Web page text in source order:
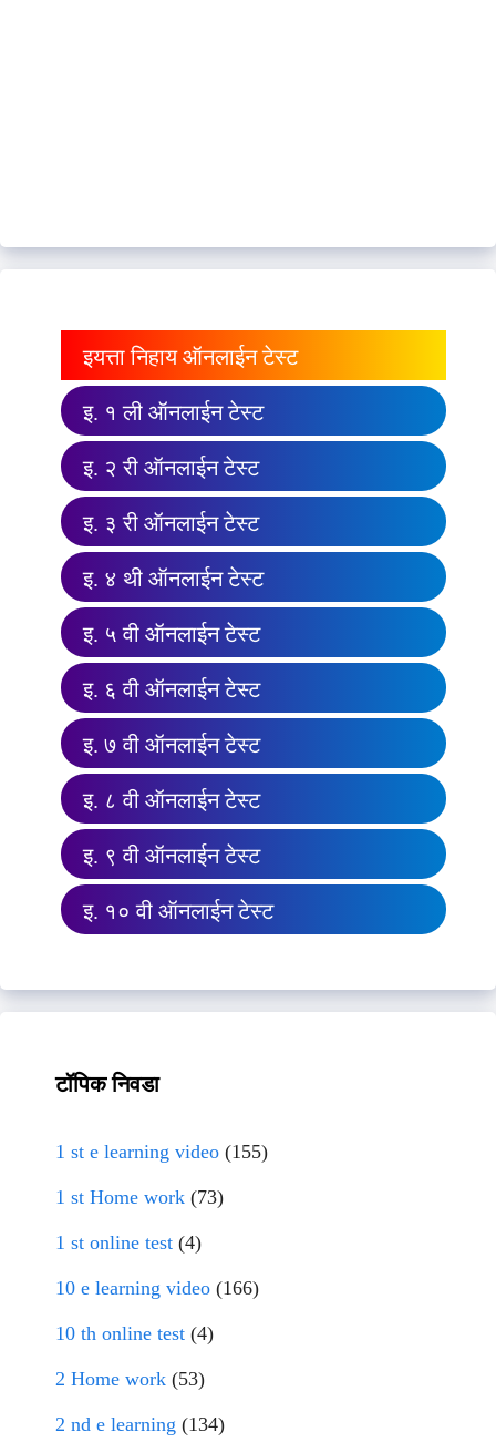
इयत्ता निहाय ऑनलाईन टेस्ट
इ. १ ली ऑनलाईन टेस्ट
इ. २ री ऑनलाईन टेस्ट
इ. ३ री ऑनलाईन टेस्ट
इ. ४ थी ऑनलाईन टेस्ट
इ. ५ वी ऑनलाईन टेस्ट
इ. ६ वी ऑनलाईन टेस्ट
इ. ७ वी ऑनलाईन टेस्ट
इ. ८ वी ऑनलाईन टेस्ट
इ. ९ वी ऑनलाईन टेस्ट
इ. १० वी ऑनलाईन टेस्ट
टॉपिक निवडा
1 st e learning video (155)
1 st Home work (73)
1 st online test (4)
10 e learning video (166)
10 th online test (4)
2 Home work (53)
2 nd e learning (134)